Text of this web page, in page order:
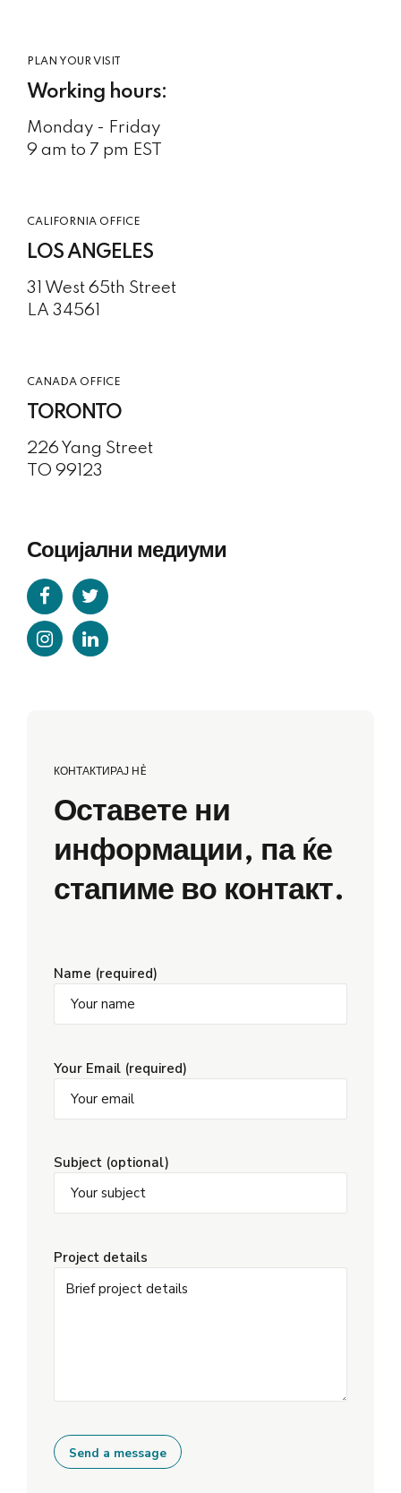
PLAN YOUR VISIT
Working hours:
Monday - Friday
9 am to 7 pm EST
CALIFORNIA OFFICE
LOS ANGELES
31 West 65th Street
LA 34561
CANADA OFFICE
TORONTO
226 Yang Street
TO 99123
Социјални медиуми
КОНТАКТИРАЈ НÈ
Оставете ни
информации, па ќе
стапиме во контакт.
Name (required)
Your Email (required)
Subject (optional)
Project details